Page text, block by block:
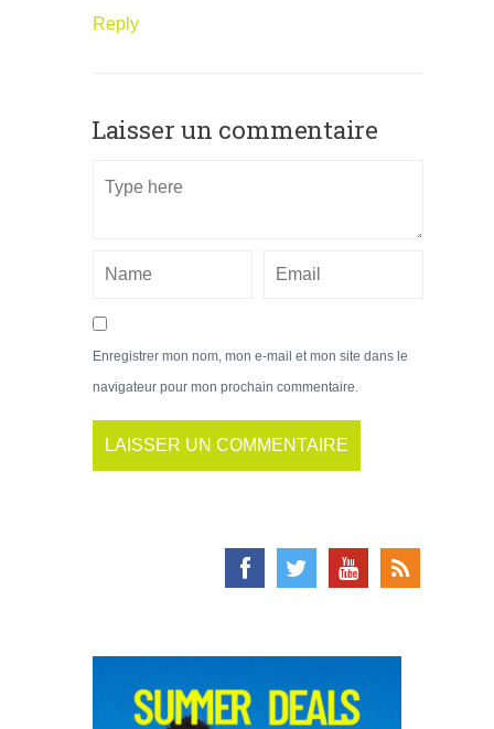
Reply
Laisser un commentaire
Enregistrer mon nom, mon e-mail et mon site dans le
navigateur pour mon prochain commentaire.